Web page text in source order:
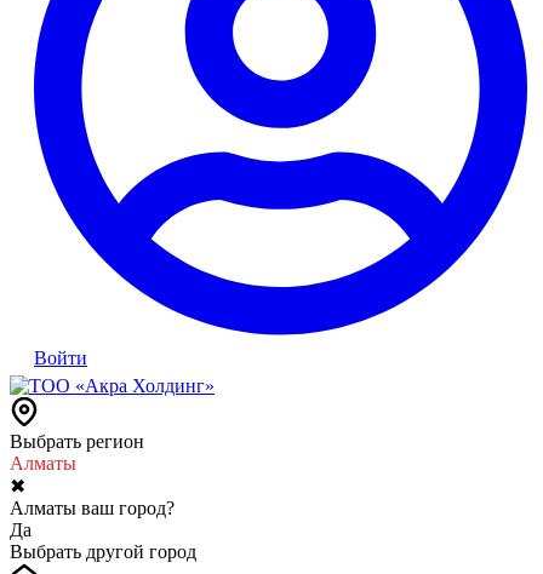
Войти
Выбрать регион
Алматы
✖
Алматы ваш город?
Да
Выбрать другой город